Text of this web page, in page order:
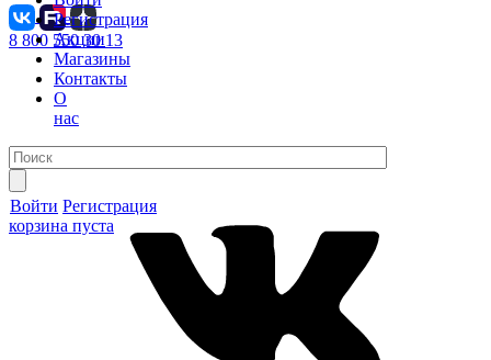
Регистрация
Акции
Магазины
Контакты
О
нас
Войти Регистрация
корзина пуста
8 800 550 30 13